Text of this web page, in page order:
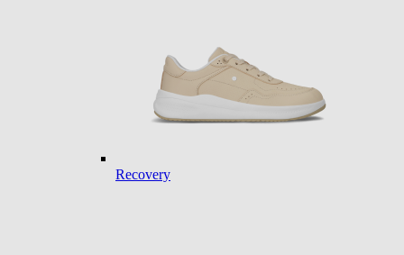
Recovery